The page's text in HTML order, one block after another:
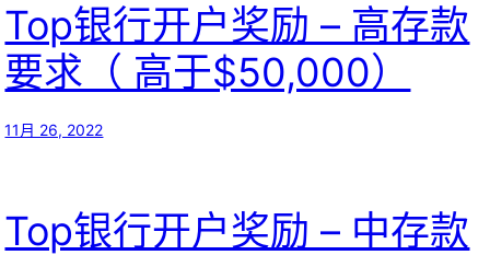
Top银行开户奖励 – 高存款
要求（ 高于$50,000）
11月 26, 2022
Top银行开户奖励 – 中存款